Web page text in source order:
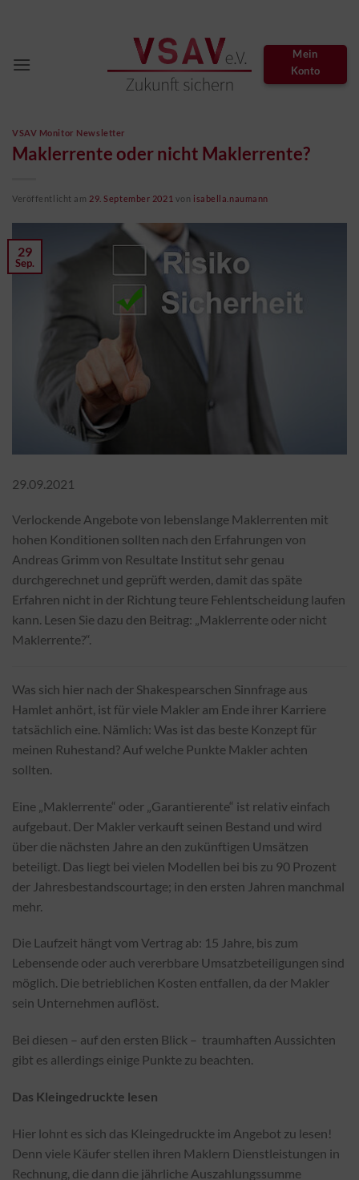
Mein
Konto
VSAV Monitor Newsletter
Maklerrente oder nicht Maklerrente?
Veröffentlicht am 29. September 2021 von isabella.naumann
29
Sep.
29.09.2021
Verlockende Angebote von lebenslange Maklerrenten mit
hohen Konditionen sollten nach den Erfahrungen von
Andreas Grimm von Resultate Institut sehr genau
durchgerechnet und geprüft werden, damit das späte
Erfahren nicht in der Richtung teure Fehlentscheidung laufen
kann. Lesen Sie dazu den Beitrag: „Maklerrente oder nicht
Maklerrente?“.
Was sich hier nach der Shakespearschen Sinnfrage aus
Hamlet anhört, ist für viele Makler am Ende ihrer Karriere
tatsächlich eine. Nämlich: Was ist das beste Konzept für
meinen Ruhestand? Auf welche Punkte Makler achten
sollten.
Eine „Maklerrente“ oder „Garantierente“ ist relativ einfach
aufgebaut. Der Makler verkauft seinen Bestand und wird
über die nächsten Jahre an den zukünftigen Umsätzen
beteiligt. Das liegt bei vielen Modellen bei bis zu 90 Prozent
der Jahresbestandscourtage; in den ersten Jahren manchmal
mehr.
Die Laufzeit hängt vom Vertrag ab: 15 Jahre, bis zum
Lebensende oder auch vererbbare Umsatzbeteiligungen sind
möglich. Die betrieblichen Kosten entfallen, da der Makler
sein Unternehmen auflöst.
Bei diesen – auf den ersten Blick – traumhaften Aussichten
gibt es allerdings einige Punkte zu beachten.
Das Kleingedruckte lesen
Hier lohnt es sich das Kleingedruckte im Angebot zu lesen!
Denn viele Käufer stellen ihren Maklern Dienstleistungen in
Rechnung, die dann die jährliche Auszahlungssumme